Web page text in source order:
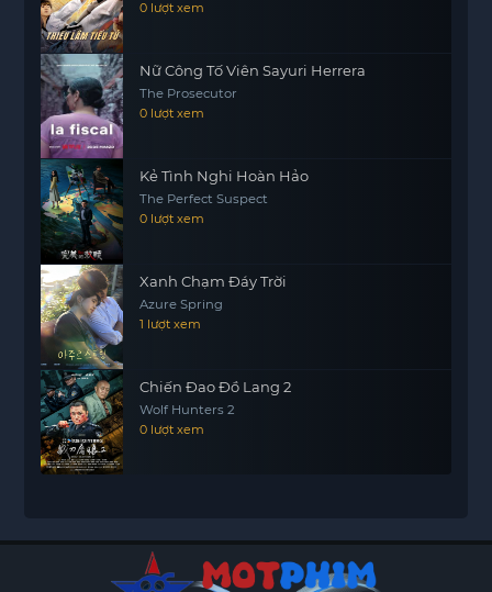
0 lượt xem
Nữ Công Tố Viên Sayuri Herrera
The Prosecutor
0 lượt xem
Kẻ Tình Nghi Hoàn Hảo
The Perfect Suspect
0 lượt xem
Xanh Chạm Đáy Trời
Azure Spring
1 lượt xem
Chiến Đao Đồ Lang 2
Wolf Hunters 2
0 lượt xem